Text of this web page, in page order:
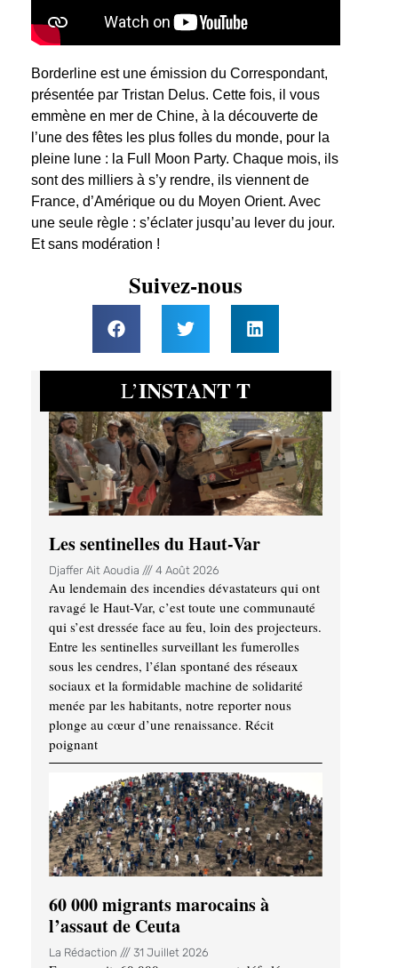
Borderline est une émission du Correspondant,
présentée par Tristan Delus. Cette fois, il vous
emmène en mer de Chine, à la découverte de
l’une des fêtes les plus folles du monde, pour la
pleine lune : la Full Moon Party. Chaque mois, ils
sont des milliers à s’y rendre, ils viennent de
France, d’Amérique ou du Moyen Orient. Avec
une seule règle : s’éclater jusqu’au lever du jour.
Et sans modération !
Suivez-nous
L’INSTANT T
Les sentinelles du Haut-Var
Djaffer Ait Aoudia 4 Août 2026
Au lendemain des incendies dévastateurs qui ont
ravagé le Haut-Var, c’est toute une communauté
qui s’est dressée face au feu, loin des projecteurs.
Entre les sentinelles surveillant les fumerolles
sous les cendres, l’élan spontané des réseaux
sociaux et la formidable machine de solidarité
menée par les habitants, notre reporter nous
plonge au cœur d’une renaissance. Récit
poignant
60 000 migrants marocains à
l’assaut de Ceuta
La Rédaction 31 Juillet 2026